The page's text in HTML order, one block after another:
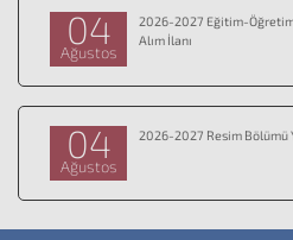
04
Ağustos
2026-2027 Eğitim-Öğretim
Alım İlanı
04
Ağustos
2026-2027 Resim Bölümü